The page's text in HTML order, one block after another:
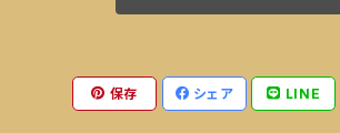
保存 シェア LINE